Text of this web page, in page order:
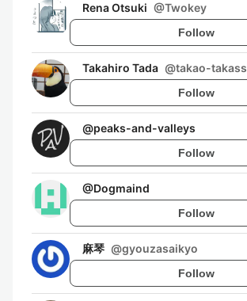
Rena Otsuki @Twokey
Follow
Takahiro Tada @takao-takass
Follow
@peaks-and-valleys
Follow
@Dogmaind
Follow
麻琴 @gyouzasaikyo
Follow